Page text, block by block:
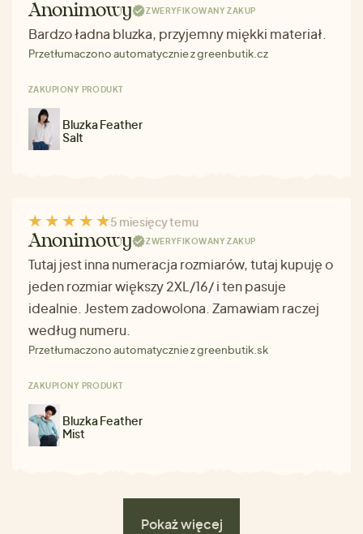
Anonimowy ZWERYFIKOWANY ZAKUP
Bardzo ładna bluzka, przyjemny miękki materiał.
Przetłumaczono automatycznie z greenbutik.cz
ZAKUPIONY PRODUKT
Bluzka Feather
Salt
5 miesięcy temu
Anonimowy ZWERYFIKOWANY ZAKUP
Tutaj jest inna numeracja rozmiarów, tutaj kupuję o
jeden rozmiar większy 2XL/16/ i ten pasuje
idealnie. Jestem zadowolona. Zamawiam raczej
według numeru.
Przetłumaczono automatycznie z greenbutik.sk
ZAKUPIONY PRODUKT
Bluzka Feather
Mist
Pokaż więcej